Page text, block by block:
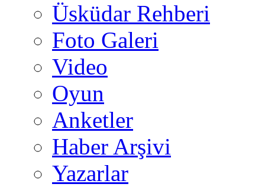
Üsküdar Rehberi
Foto Galeri
Video
Oyun
Anketler
Haber Arşivi
Yazarlar